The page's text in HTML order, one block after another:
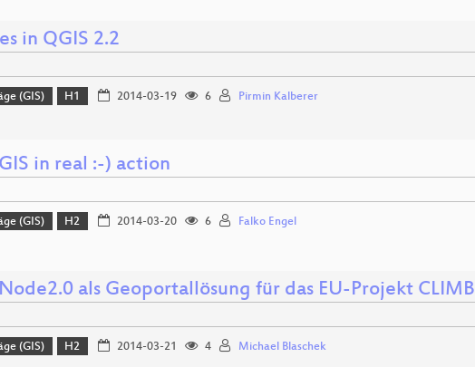
in QGIS 2.2
(GIS) H1 2014-03-19 6 Pirmin Kalberer
in real :-) action
(GIS) H2 2014-03-20 6 Falko Engel
als Geoportallösung für das EU-Projekt CLIMB
(GIS) H2 2014-03-21 4 Michael Blaschek